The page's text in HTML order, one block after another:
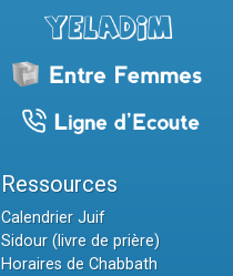
Ressources
Calendrier Juif
Sidour (livre de prière)
Horaires de Chabbath